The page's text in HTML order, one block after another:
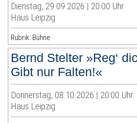
Dienstag, 29.09.2026 | 20:00 Uhr
Haus Leipzig
Rubrik: Bühne
Bernd Stelter »Reg‘
Gibt nur Falten!«
Donnerstag, 08.10.2026 | 20:00 Uhr
Haus Leipzig